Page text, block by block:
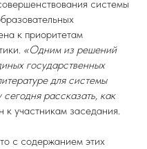
системы
к приоритетам
«Одним из решений
государственных
для системы
рассказать, как
к участникам заседания.
с содержанием этих